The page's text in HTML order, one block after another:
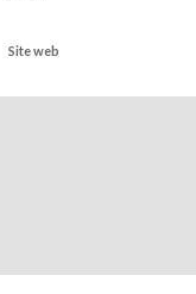
Site web